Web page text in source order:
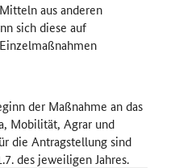
aus anderen
sich diese auf
der Maßnahme an das
Mobilität, Agrar und
die Antragstellung sind
des jeweiligen Jahres.